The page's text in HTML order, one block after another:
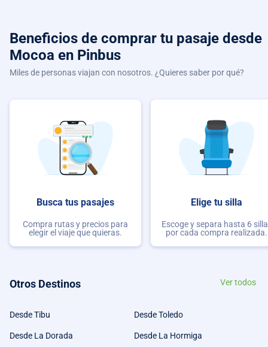
Beneficios de comprar tu pasaje desde
Mocoa en Pinbus
Miles de personas viajan con nosotros. ¿Quieres saber por qué?
Busca tus pasajes
Compra rutas y precios para
elegir el viaje que quieras.
Elige tu silla
Escoge y separa hasta 6
por cada compra realizada.
Otros Destinos Ver todos
Desde Tibu Desde Toledo
Desde La Dorada Desde La Hormiga